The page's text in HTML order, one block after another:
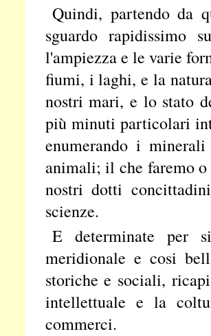
Quindi, partendo da
sguardo rapidissimo
l'ampiezza e le varie
fiumi, i laghi, e la
nostri mari, e lo stato
più minuti particolari
enumerando i
animali; il che faremo
nostri dotti
scienze.
E determinate per
meridionale e cosi
storiche e sociali,
intellettuale e la
commerci.